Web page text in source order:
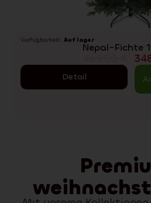
Verfügbarkeit: Auf lager
Nepal-Fichte
Detail